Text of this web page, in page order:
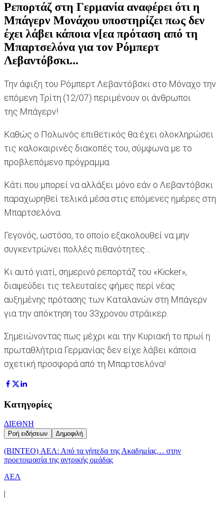
Ρεπορτάζ στη Γερμανία αναφέρει ότι η
Μπάγερν Μονάχου υποστηρίζει πως δεν
έχει λάβει κάποια ν[εα πρόταση από τη
Μπαρτσελόνα για τον Ρόμπερτ
Λεβαντόβσκι...
Την άφιξη του Ρόμπερτ Λεβαντόβσκι στο Μόναχο την
επόμενη Τρίτη (12/07) περιμένουν οι άνθρωποι
της Μπάγερν!
Καθώς ο Πολωνός επιθετικός θα έχει ολοκληρώσει
τις καλοκαιρινές διακοπές του, σύμφωνα με το
προβλεπόμενο πρόγραμμα.
Κάτι που μπορεί να αλλάξει μόνο εάν ο Λεβαντόβσκι
παραχωρηθεί τελικά μέσα στις επόμενες ημέρες στη
Μπαρτσελόνα.
Γεγονός, ωστόσο, το οποίο εξακολουθεί να μην
συγκεντρώνει πολλές πιθανότητες…
Κι αυτό γιατί, σημερινό ρεπορτάζ του «Kicker»,
διαψεύδει τις τελευταίες φήμες περί νέας
αυξημένης πρότασης των Καταλανών στη Μπάγερν
για την απόκτηση του 33χρονου στράικερ.
Σημειώνοντας πως μέχρι και την Κυριακή το πρωί η
πρωταθλήτρια Γερμανίας δεν είχε λάβει κάποια
σχετική προσφορά από τη Μπαρτσελόνα!
Κατηγορίες
ΔΙΕΘΝΗ
Ροή ειδήσεων Δημοφιλή
(BINTEO) ΑΕΛ: Από τα γήπεδα της Ακαδημίας… στην
προετοιμασία της αντρικής ομάδας
ΑΕΛ
|